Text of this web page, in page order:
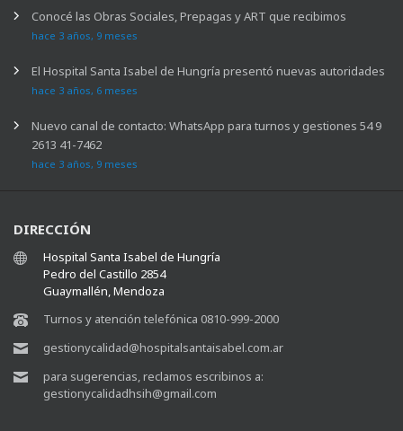
Conocé las Obras Sociales, Prepagas y ART que recibimos
hace 3 años, 9 meses
El Hospital Santa Isabel de Hungría presentó nuevas autoridades
hace 3 años, 6 meses
Nuevo canal de contacto: WhatsApp para turnos y gestiones 54 9
2613 41-7462
hace 3 años, 9 meses
DIRECCIÓN
Hospital Santa Isabel de Hungría
Pedro del Castillo 2854
Guaymallén, Mendoza
Turnos y atención telefónica 0810-999-2000
gestionycalidad@hospitalsantaisabel.com.ar
para sugerencias, reclamos escribinos a:
gestionycalidadhsih@gmail.com